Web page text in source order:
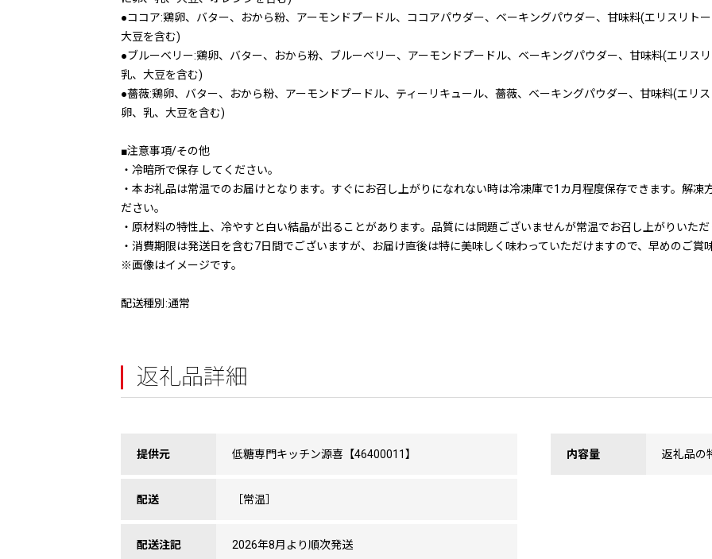
●ココア:鶏卵、バター、おから粉、アーモンドプードル、ココアパウダー、ベーキングパウダー、甘味料(エリスリト
大豆を含む)
●ブルーベリー:鶏卵、バター、おから粉、ブルーベリー、アーモンドプードル、ベーキングパウダー、甘味料(エリス
乳、大豆を含む)
●薔薇:鶏卵、バター、おから粉、アーモンドプードル、ティーリキュール、薔薇、ベーキングパウダー、甘味料(エリ
卵、乳、大豆を含む)
■注意事項/その他
・冷暗所で保存 してください。
・本お礼品は常温でのお届けとなります。すぐにお召し上がりになれない時は冷凍庫で1カ月程度保存できます。解凍
ださい。
・原材料の特性上、冷やすと白い結晶が出ることがあります。品質には問題ございませんが常温でお召し上がりいただ
・消費期限は発送日を含む7日間でございますが、お届け直後は特に美味しく味わっていただけますので、早めのご賞
※画像はイメージです。
配送種別:通常
返礼品詳細
提供元 低糖専門キッチン源喜【46400011】
配送 ［常温］
配送注記 2026年8月より順次発送
内容量 返礼品の